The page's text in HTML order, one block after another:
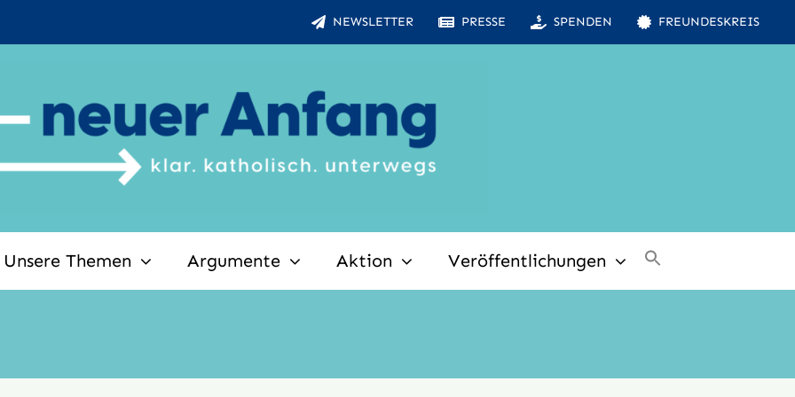
NEWSLETTER PRESSE SPENDEN FREUNDESKREIS
Unsere Themen Argumente Aktion Veröffentlichungen